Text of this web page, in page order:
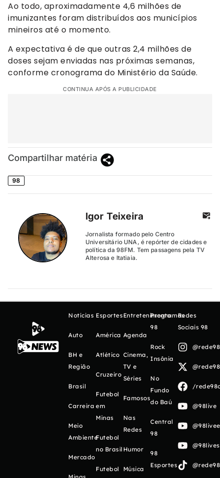
Ao todo, aproximadamente 4,6 milhões de
imunizantes foram distribuídos aos municípios
mineiros até o momento.
A expectativa é de que outras 2,4 milhões de
doses sejam enviadas nas próximas semanas,
conforme cronograma do Ministério da Saúde.
CONTINUA APÓS A PUBLICIDADE
Compartilhar matéria
98
Igor Teixeira
Jornalista formado pelo Centro
Universitário UNA, é repórter de cidades e
política da 98FM. Tem passagens pela TV
Alterosa e Itatiaia.
Notícias
Auto
BH e
Região
Brasil
Carreira
Meio
Ambiente
Mercado
Esportes
América
Atlético
Cruzeiro
Futebol
em
Minas
Futebol
no Brasil
Futebol
Entretenimento
Agenda
Cinema,
TV e
Séries
Famosos
Nas
Redes
Humor
Música
Programas
98
Rock
Insônia
No
Fundo
do Baú
Central
98
98
Esportes
Redes
Sociais 98
/
@98live